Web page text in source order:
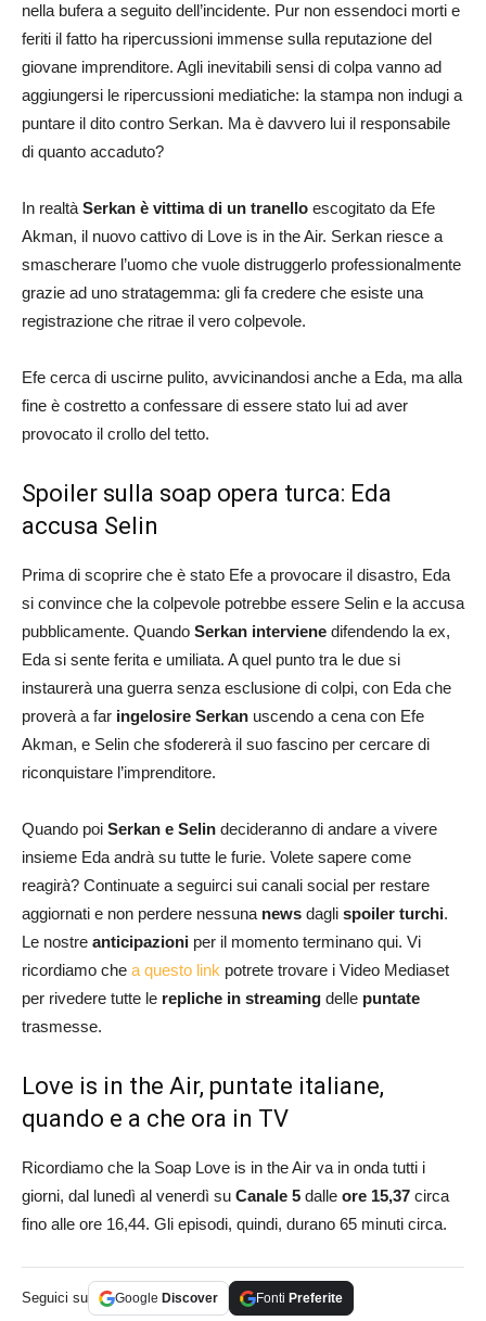
nella bufera a seguito dell’incidente. Pur non essendoci morti e
feriti il fatto ha ripercussioni immense sulla reputazione del
giovane imprenditore. Agli inevitabili sensi di colpa vanno ad
aggiungersi le ripercussioni mediatiche: la stampa non indugi a
puntare il dito contro Serkan. Ma è davvero lui il responsabile
di quanto accaduto?
In realtà Serkan è vittima di un tranello escogitato da Efe
Akman, il nuovo cattivo di Love is in the Air. Serkan riesce a
smascherare l’uomo che vuole distruggerlo professionalmente
grazie ad uno stratagemma: gli fa credere che esiste una
registrazione che ritrae il vero colpevole.
Efe cerca di uscirne pulito, avvicinandosi anche a Eda, ma alla
fine è costretto a confessare di essere stato lui ad aver
provocato il crollo del tetto.
Spoiler sulla soap opera turca: Eda
accusa Selin
Prima di scoprire che è stato Efe a provocare il disastro, Eda
si convince che la colpevole potrebbe essere Selin e la accusa
pubblicamente. Quando Serkan interviene difendendo la ex,
Eda si sente ferita e umiliata. A quel punto tra le due si
instaurerà una guerra senza esclusione di colpi, con Eda che
proverà a far ingelosire Serkan uscendo a cena con Efe
Akman, e Selin che sfodererà il suo fascino per cercare di
riconquistare l’imprenditore.
Quando poi Serkan e Selin decideranno di andare a vivere
insieme Eda andrà su tutte le furie. Volete sapere come
reagirà? Continuate a seguirci sui canali social per restare
aggiornati e non perdere nessuna news dagli spoiler turchi.
Le nostre anticipazioni per il momento terminano qui. Vi
ricordiamo che a questo link potrete trovare i Video Mediaset
per rivedere tutte le repliche in streaming delle puntate
trasmesse.
Love is in the Air, puntate italiane,
quando e a che ora in TV
Ricordiamo che la Soap Love is in the Air va in onda tutti i
giorni, dal lunedì al venerdì su Canale 5 dalle ore 15,37 circa
fino alle ore 16,44. Gli episodi, quindi, durano 65 minuti circa.
Seguici su Google Discover Fonti Preferite